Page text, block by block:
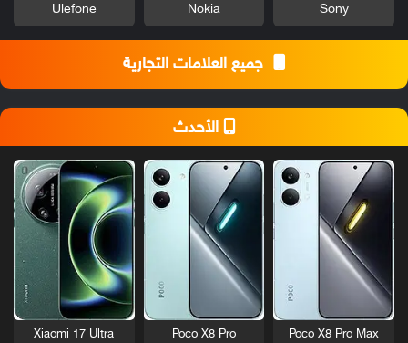
Sony
Nokia
Ulefone
جميع العلامات التجارية
الأحدث
Poco X8 Pro Max
Poco X8 Pro
Xiaomi 17 Ultra